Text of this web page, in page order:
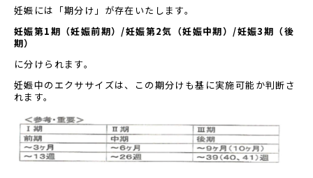
妊娠には「期分け」が存在いたします。
妊娠第1期（妊娠前期）/妊娠第2気（妊娠中期）/妊娠3期（後
期）
に分けられます。
妊娠中のエクササイズは、この期分けも基に実施可能か判断さ
れます。